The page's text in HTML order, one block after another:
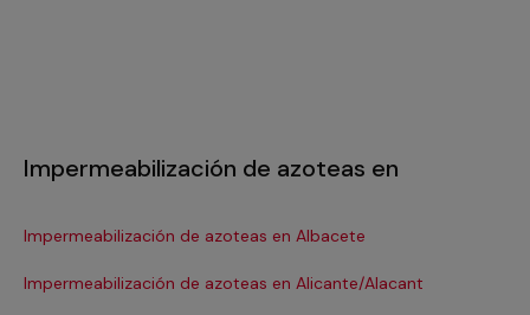
Impermeabilización de azoteas en
Impermeabilización de azoteas en Albacete
Impermeabilización de azoteas en Alicante/Alacant